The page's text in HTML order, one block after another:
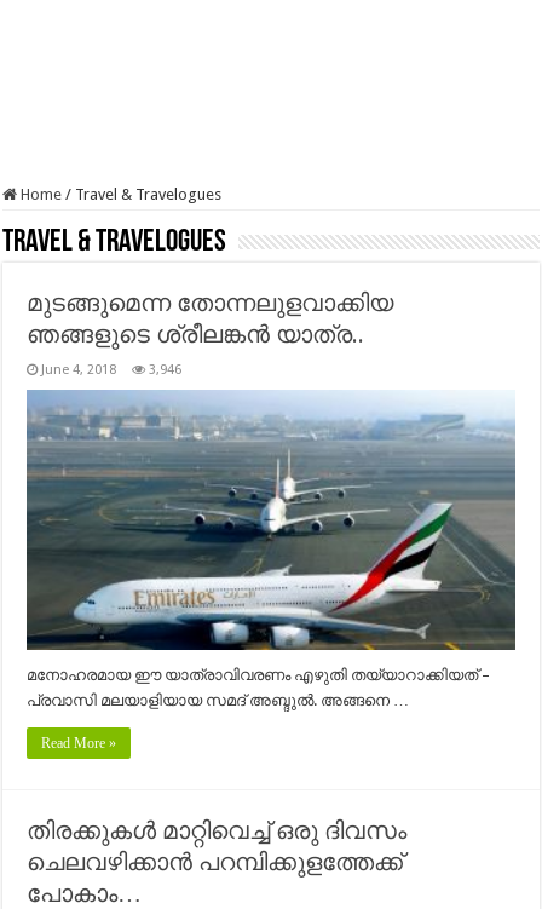
Home / Travel & Travelogues
Travel & Travelogues
മുടങ്ങുമെന്ന തോന്നലുളവാക്കിയ
ഞങ്ങളുടെ ശ്രീലങ്കൻ യാത്ര..
June 4, 2018 3,946
മനോഹരമായ ഈ യാത്രാവിവരണം എഴുതി തയ്യാറാക്കിയത് –
പ്രവാസി മലയാളിയായ സമദ് അബ്ദുൽ. അങ്ങനെ …
Read More »
തിരക്കുകള്‍ മാറ്റിവെച്ച് ഒരു ദിവസം
ചെലവഴിക്കാൻ പറമ്പിക്കുളത്തേക്ക്
പോകാം…